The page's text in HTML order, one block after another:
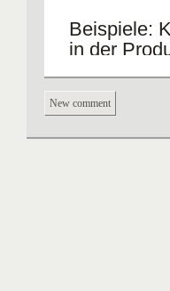
Beispiele:
in der
New comment